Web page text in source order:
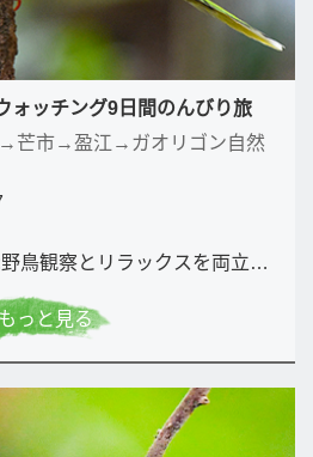
ォッチング9日間のんびり旅
芒市→盈江→ガオリゴン自然
野鳥観察とリラックスを両立させた雲南ならではの旅です
もっと見る